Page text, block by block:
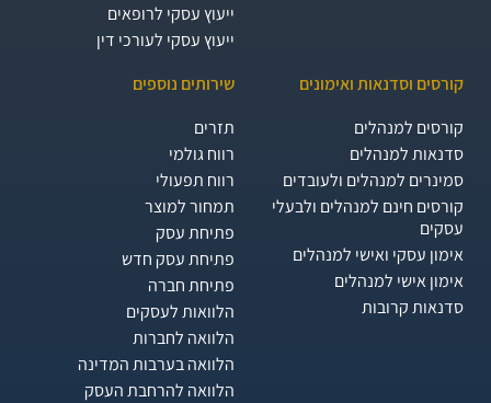
ייעוץ עסקי לרופאים
ייעוץ עסקי לעורכי דין
קורסים וסדנאות ואימונים
קורסים למנהלים
סדנאות למנהלים
סמינרים למנהלים ולעובדים
קורסים חינם למנהלים ולבעלי
עסקים
אימון עסקי ואישי למנהלים
אימון אישי למנהלים
סדנאות קרובות
שירותים נוספים
תזרים
רווח גולמי
רווח תפעולי
תמחור למוצר
פתיחת עסק
פתיחת עסק חדש
פתיחת חברה
הלוואות לעסקים​
הלוואה לחברות
הלוואה בערבות המדינה
הלוואה להרחבת העסק